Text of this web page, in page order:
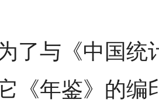
了与《中国
《年鉴》的编